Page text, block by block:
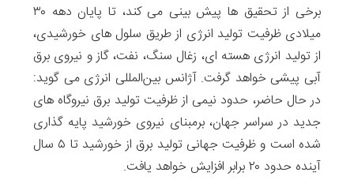
برخی از تحقیق ها پیش بینی می کند، تا پایان دهه ۳۰
میلادی ظرفیت تولید انرژی از طریق سلول های خورشیدی،
از تولید انرژی هسته ای، زغال سنگ، نفت، گاز و نیروی برق
آبی پیشی خواهد گرفت. آژانس بین‌المللی انرژی می گوید:
در حال حاضر، حدود نیمی از ظرفیت تولید برق نیروگاه های
جدید در سراسر جهان، برمبنای نیروی خورشید پایه گذاری
شده است و ظرفیت جهانی تولید برق از خورشید تا ۵ سال
آینده حدود ۲۰ برابر افزایش خواهد یافت.